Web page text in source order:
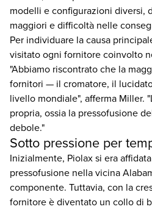
modelli e configurazioni diversi,
maggiori e difficoltà nelle
Per individuare la causa
visitato ogni fornitore coinvolto
"Abbiamo riscontrato che la
fornitori — il cromatore, il
livello mondiale", afferma Miller.
propria, ossia la pressofusione
debole."
Sotto pressione per
Inizialmente, Piolax si era
pressofusione nella vicina
componente. Tuttavia, con la
fornitore è diventato un collo di